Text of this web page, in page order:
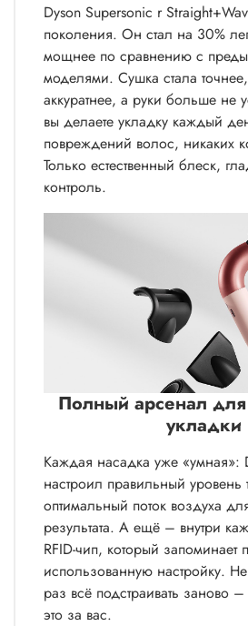
Dyson Supersonic r
поколения. Он стал на 30%
мощнее по сравнению с
моделями. Сушка стала
аккуратнее, а руки больше не
вы делаете укладку каждый
повреждений волос, никаких
Только естественный блеск,
контроль.
Полный арсенал
укладки
Каждая насадка уже «умная»:
настроил правильный уровень
оптимальный поток воздуха
результата. А ещё – внутри
RFID-чип, который
использованную настройку.
раз всё подстраивать заново
это за вас.